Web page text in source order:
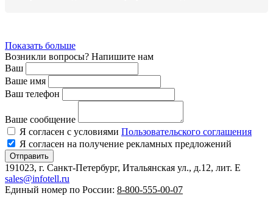
Показать больше
Возникли вопросы? Напишите нам
Ваш
Ваше имя
Ваш телефон
Ваше сообщение
Я согласен с условиями Пользовательского соглашения
Я согласен на получение рекламных предложений
Отправить
191023, г. Санкт-Петербург, Итальянская ул., д.12, лит. E
sales@infotell.ru
Единый номер по России: 8-800-555-00-07